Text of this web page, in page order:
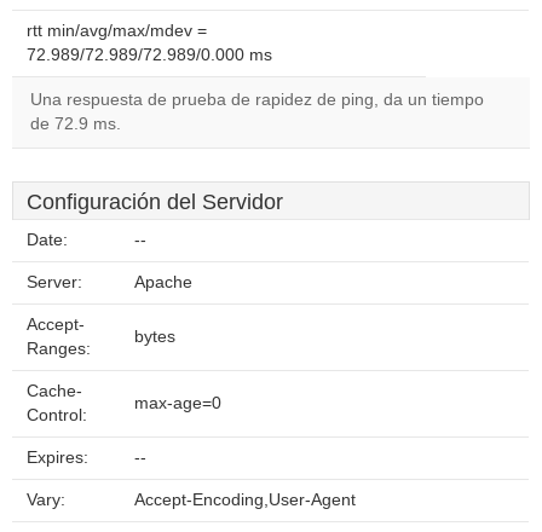
rtt min/avg/max/mdev =
72.989/72.989/72.989/0.000 ms
Una respuesta de prueba de rapidez de ping, da un tiempo
de 72.9 ms.
Configuración del Servidor
Date: --
Server: Apache
Accept-
Ranges:
bytes
Cache-
Control:
max-age=0
Expires: --
Vary: Accept-Encoding,User-Agent